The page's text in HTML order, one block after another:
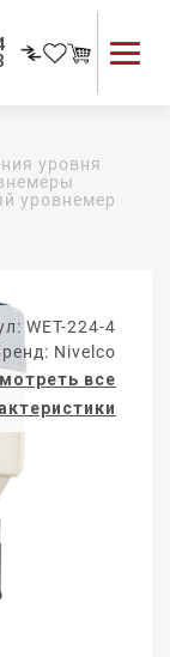
Применение приборов
Как мы работаем
уровня
уровнемер
WET-224-4
Nivelco
все